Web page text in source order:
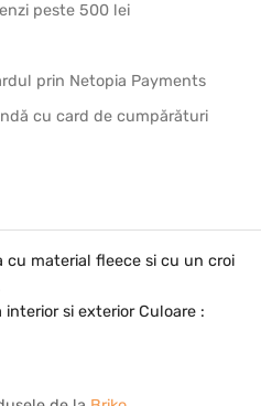
peste 500 lei
prin Netopia Payments
cu card de cumpărături
cu material fleece si cu un croi
si exterior Culoare :